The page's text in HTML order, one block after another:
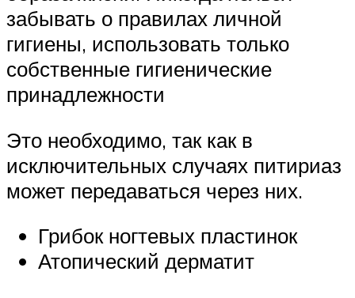
забывать о правилах личной
гигиены, использовать только
собственные гигиенические
принадлежности
Это необходимо, так как в
исключительных случаях питириаз
может передаваться через них.
Грибок ногтевых пластинок
Атопический дерматит